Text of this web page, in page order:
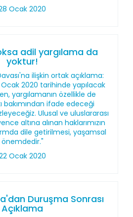
Ocak 2020
adil yargılama da
yoktur!
ilişkin ortak açıklama:
2020 tarihinde yapılacak
yargılamanın özellikle de
bakımından ifade edeceği
Ulusal ve uluslararası
altına alınan haklarımızın
dile getirilmesi, yaşamsal
önemdedir."
Ocak 2020
Duruşma Sonrası
Açıklama